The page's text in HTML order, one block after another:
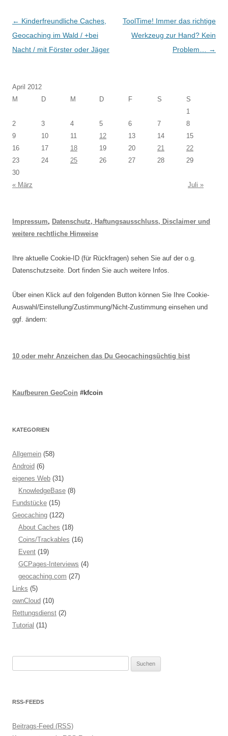
Beitragsnavigation
← Kinderfreundliche Caches,
Geocaching im Wald / +bei
Nacht / mit Förster oder Jäger
ToolTime! Immer das richtige
Werkzeug zur Hand? Kein
Problem…
→
April 2012
M
D M D F S
S
1
2
3 4 5 6 7
8
9
10 11 12 13 14
15
16
17 18 19 20 21
22
23
24 25 26 27 28
29
30
« März
Juli »
Impressum, Datenschutz, Haftungsausschluss, Disclaimer und
weitere rechtliche Hinweise
Ihre aktuelle Cookie-ID (für Rückfragen) sehen Sie auf der o.g.
Datenschutzseite. Dort finden Sie auch weitere Infos.
Über einen Klick auf den folgenden Button können Sie Ihre Cookie-
Auswahl/Einstellung/Zustimmung/Nicht-Zustimmung einsehen und
ggf. ändern:
10 oder mehr Anzeichen das Du Geocachingsüchtig bist
Kaufbeuren GeoCoin #kfcoin
KATEGORIEN
Allgemein (58)
Android (6)
eigenes Web (31)
KnowledgeBase (8)
Fundstücke (15)
Geocaching (122)
About Caches (18)
Coins/Trackables (16)
Event (19)
GCPages-Interviews (4)
geocaching.com (27)
Links (5)
ownCloud (10)
Rettungsdienst (2)
Tutorial (11)
RSS-FEEDS
Beitrags-Feed (RSS)